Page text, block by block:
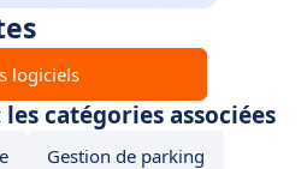
logiciels
catégories associées
Gestion de parking